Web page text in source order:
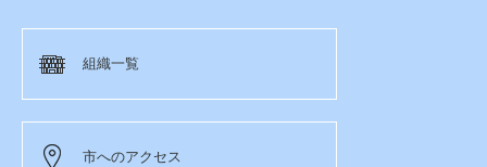
組織一覧
市へのアクセス